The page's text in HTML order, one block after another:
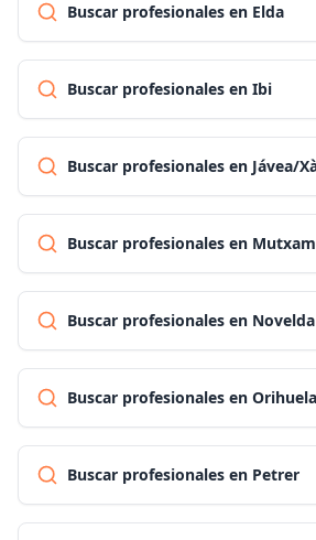
Buscar profesionales en Elda
Buscar profesionales en Ibi
Buscar profesionales en Jávea/
Buscar profesionales en
Buscar profesionales en Novelda
Buscar profesionales en Orihuela
Buscar profesionales en Petrer